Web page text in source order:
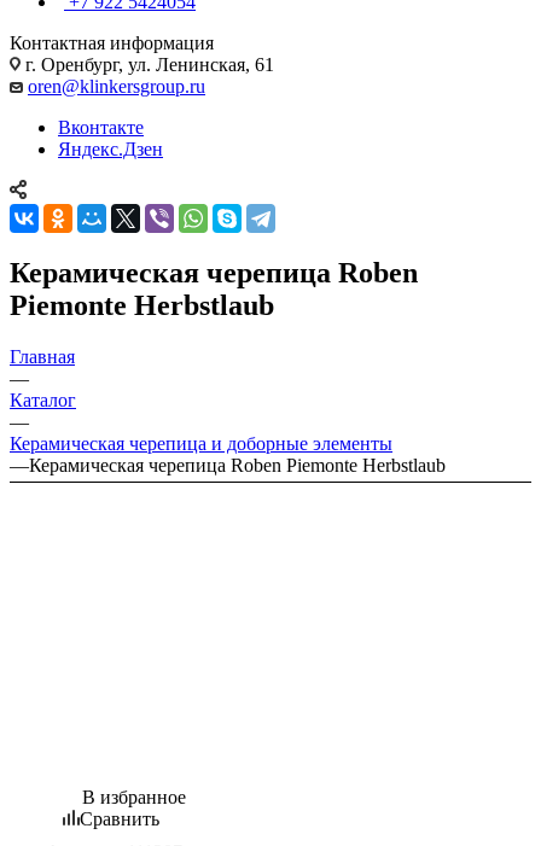
Контактная информация
г. Оренбург, ул. Ленинская, 61
oren@klinkersgroup.ru
Вконтакте
Яндекс.Дзен
Керамическая черепица Roben
Piemonte Herbstlaub
Главная
—
Каталог
—
Керамическая черепица и доборные элементы
—Керамическая черепица Roben Piemonte Herbstlaub
В избранное
Сравнить